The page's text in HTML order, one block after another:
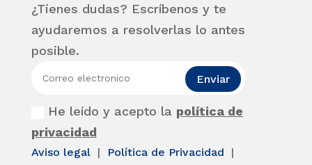
¿Tienes dudas? Escríbenos y te
ayudaremos a resolverlas lo antes
posible.
He leído y acepto la política de
privacidad
Enviar
Aviso legal | Política de Privacidad
|